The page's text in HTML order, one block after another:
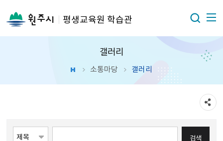
평생교육원 학습관
갤러리
소통마당 갤러리